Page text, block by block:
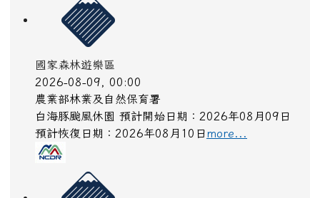
停水施工改接作業。
國家森林遊樂區
2026-08-09, 00:00
農業部林業及自然保育署
預計恢復日期：2026年08月10日